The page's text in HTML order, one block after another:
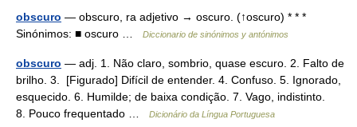
obscuro — obscuro, ra adjetivo → oscuro. (↑oscuro) * * *
Sinónimos: ■ oscuro …
Diccionario de sinónimos y antónimos
obscuro — adj. 1. Não claro, sombrio, quase escuro. 2. Falto de
brilho. 3. [Figurado] Difícil de entender. 4. Confuso. 5. Ignorado,
esquecido. 6. Humilde; de baixa condição. 7. Vago, indistinto.
8. Pouco frequentado …
Dicionário da Língua Portuguesa